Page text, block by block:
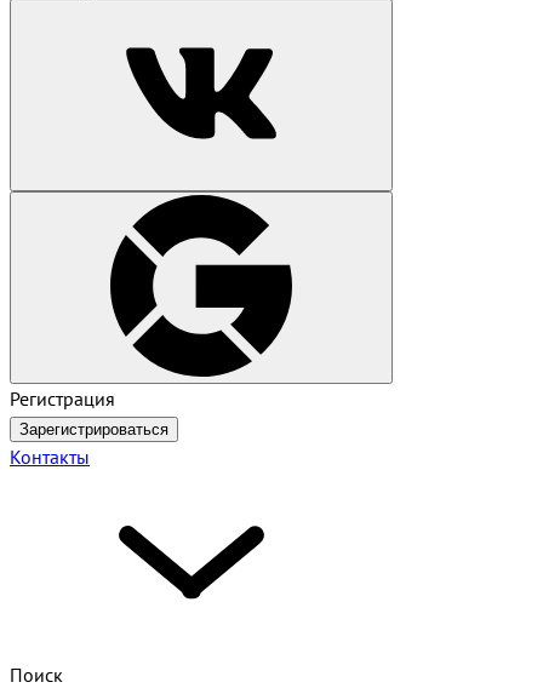
Регистрация
Зарегистрироваться
Контакты
Поиск